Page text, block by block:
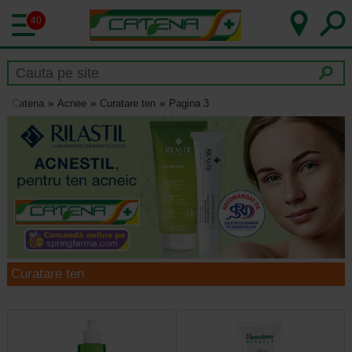
40
Catena Acnee Curatare ten Pagina 3
Curatare ten